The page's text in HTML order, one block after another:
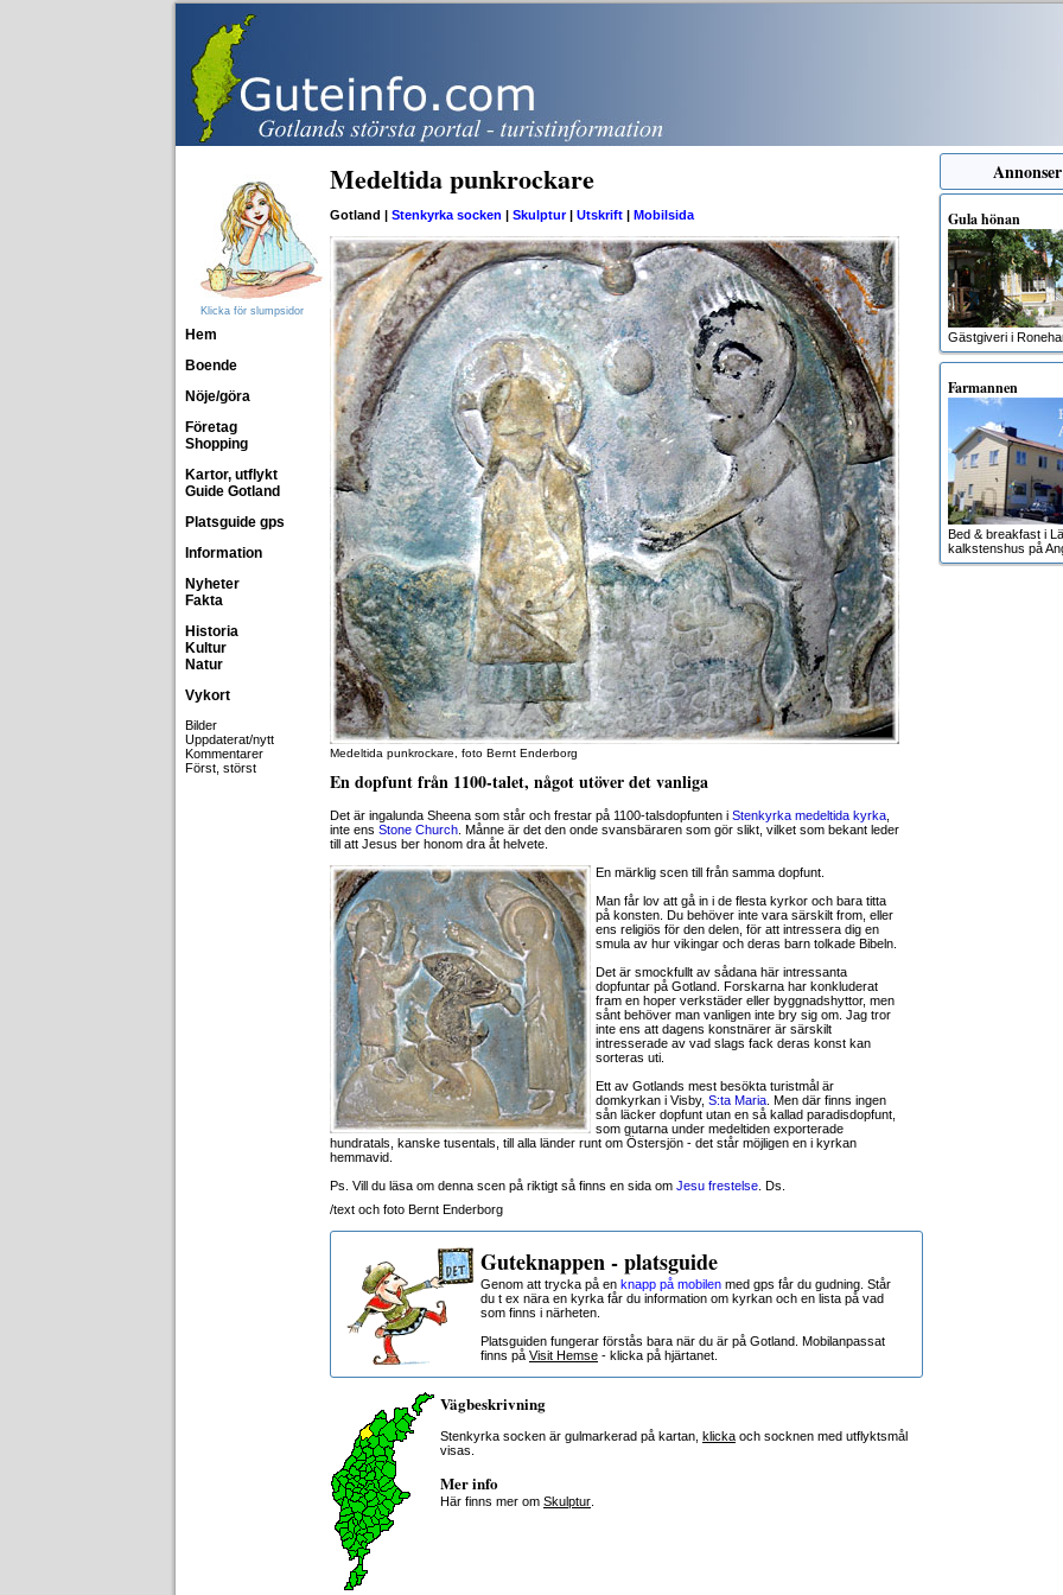
Klicka för slumpsidor
Hem
Boende
Nöje/göra
Företag
Shopping
Kartor, utflykt
Guide Gotland
Platsguide gps
Information
Nyheter
Fakta
Historia
Kultur
Natur
Vykort
Bilder
Uppdaterat/nytt
Kommentarer
Först, störst
Medeltida punkrockare
Gotland | Stenkyrka socken | Skulptur| Utskrift | Mobilsida
Medeltida punkrockare, foto Bernt Enderborg
En dopfunt från 1100-talet, något utöver det vanliga
Det är ingalunda Sheena som står och frestar på 1100-talsdopfunten i Stenkyrka medeltida kyrka
inte ens Stone Church . Månne är det den onde svansbäraren som gör slikt, vilket som bekant leder
till att Jesus ber honom dra åt helvete.
En märklig scen till från samma dopfunt.
Man får lov att gå in i de flesta kyrkor och bara titta
på konsten. Du behöver inte vara särskilt from, eller
ens religiös för den delen, för att intressera dig en
smula av hur vikingar och deras barn tolkade Bibeln.
Det är smockfullt av sådana här intressanta
dopfuntar på Gotland. Forskarna har konkluderat
fram en hoper verkstäder eller byggnadshyttor, men
sånt behöver man vanligen inte bry sig om. Jag tror
inte ens att dagens konstnärer är särskilt
intresserade av vad slags fack deras konst kan
sorteras uti.
Ett av Gotlands mest besökta turistmål är
domkyrkan i Visby, S:ta Maria . Men där finns ingen
sån läcker dopfunt utan en så kallad paradisdopfunt,
som gutarna under medeltiden exporterade
hundratals, kanske tusentals, till alla länder runt om Östersjön - det står möjligen en i kyrkan
hemmavid.
Ps. Vill du läsa om denna scen på riktigt så finns en sida om Jesu frestelse . Ds.
/text och foto Bernt Enderborg
Guteknappen - platsguide
Genom att trycka på en knapp på mobilen med gps får du gudning. Står
du t ex nära en kyrka får du information om kyrkan och en lista på vad
som finns i närheten.
Platsguiden fungerar förstås bara när du är på Gotland. Mobilanpassat
finns på Visit Hemse - klicka på hjärtanet.
Vägbeskrivning
Stenkyrka socken är gulmarkerad på kartan, klicka och socknen med utflyktsmål
visas.
Mer info
Här finns mer om Skulptur
Gula hönan
Gästgiveri i
Farmannen
Bed & breakfast i
kalkstenshus på